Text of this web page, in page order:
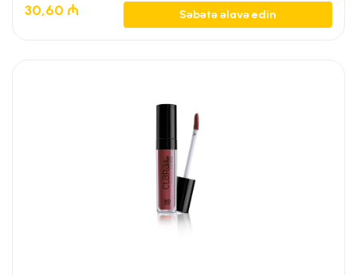
30,60 ₼ Səbətə əlavə edin